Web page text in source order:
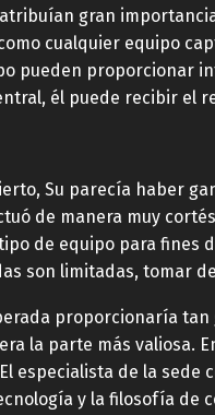
gran
cualquier equipo
pueden proporcionar
él puede recibir el
Su parecía haber
de manera muy
de equipo para fines
son limitadas, tomar
proporcionaría
la parte más valiosa.
especialista de la
y la filosofía de